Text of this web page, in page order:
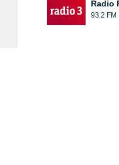
Radio
93.2 FM